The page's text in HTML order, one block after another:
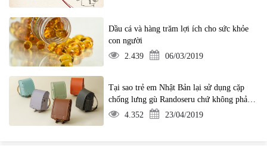
Dầu cá và hàng trăm lợi ích cho sức khỏe
con người
2.439
06/03/2019
Tại sao trẻ em Nhật Bản lại sử dụng cặp
chống lưng gù Randoseru chứ không phải
ba lô?4.352 23/04/2019